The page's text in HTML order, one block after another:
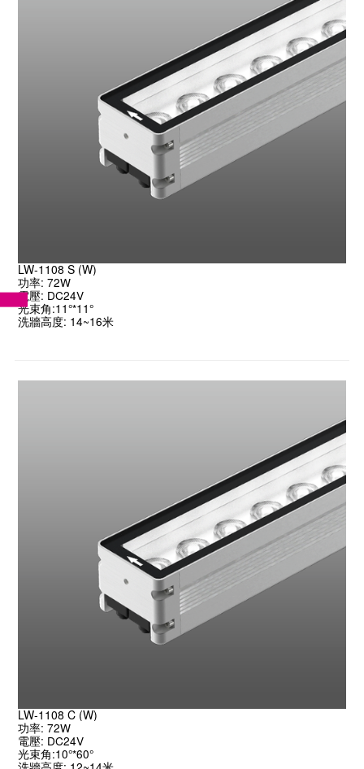
LW-1108 S (W)
功率: 72W
電壓: DC24V
光束角:11°*11°
洗牆高度: 14~16米
LW-1108 C (W)
功率: 72W
電壓: DC24V
光束角:10°*60°